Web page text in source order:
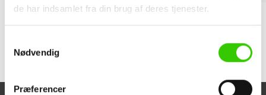
de har indsamlet fra din brug af deres tjenester.
Nødvendig
Præferencer